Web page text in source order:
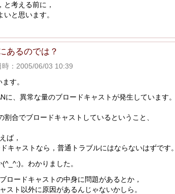
と考える前に，
と思います。
あるのでは？
：2005/06/03 10:39
す。
に、異常な量のブロードキャストが発生しています。
割合でブロードキャストしているということ、
ば，
キャストなら，普通トラブルにはならないはずです。
。わかりました。
ロードキャストの中身に問題があるとか，
スト以外に原因があるんじゃないかしら。